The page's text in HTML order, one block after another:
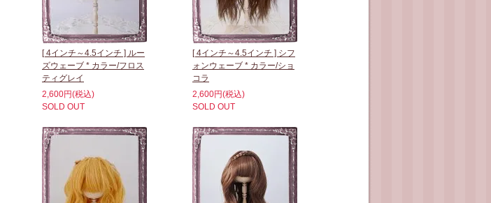
[ 4インチ～4.5インチ ] ルー
ズウェーブ * カラー/フロス
ティグレイ
2,600円(税込)
SOLD OUT
[ 4インチ～4.5インチ ] シフ
ォンウェーブ * カラー/ショ
コラ
2,600円(税込)
SOLD OUT